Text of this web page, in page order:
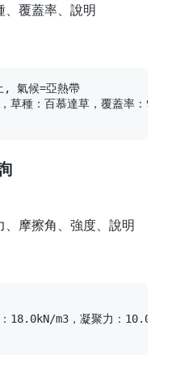
、覆蓋率、說明
, 氣候=亞熱帶
草種：百慕達草，覆蓋率：90.0%
、摩擦角、強度、說明
18.0kN/m3，凝聚力：10.0kPa